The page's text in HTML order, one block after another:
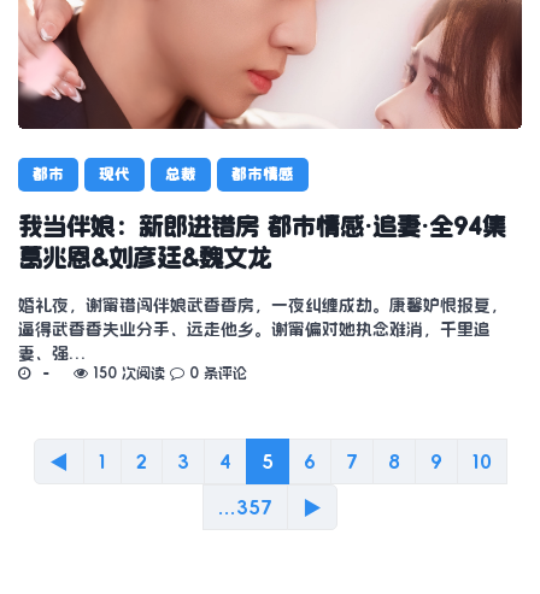
都市 现代 总裁 都市情感
我当伴娘：新郎进错房 都市情感·追妻·全94集
葛兆恩&刘彦廷&魏文龙
婚礼夜，谢甯错闯伴娘武香香房，一夜纠缠成劫。康馨妒恨报复，
逼得武香香失业分手、远走他乡。谢甯偏对她执念难消，千里追
妻、强…
150 次阅读 0 条评论
◀ 1 2 3 4 5 6 7 8 9 10
...357 ▶